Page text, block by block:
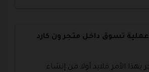
تسوق داخل متجر ون كارد
بهذا الأمر فلابد أولا من إنشاء